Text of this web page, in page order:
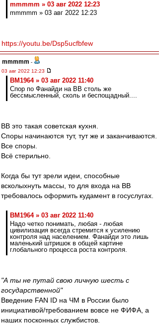
mmmmm » 03 авг 2022 12:23
mmmmm » 03 авг 2022 12:23
https://youtu.be/Dsp5ucfbfew
mmmmm -
03 авг 2022 12:23
BM1964 » 03 авг 2022 11:40
Спор по Фанайди на ВВ столь же
бессмысленный, сколь и беспощадный....
ВВ это такая советская кухня.
Споры начинаются тут, тут же и заканчиваются.
Все споры.
Всё стерильно.
Когда бы тут зрели идеи, способные
всколыхнуть массы, то для входа на ВВ
требовалось оформить кудамент в госуслугах.
BM1964 » 03 авг 2022 11:40
Надо четко понимать, любая - любая
цивилизация всегда стремится к усилению
контроля над населением. Фанайди это лишь
маленький штришок в общей картине
глобального процесса роста контроля.
"А ты не путай свою личную шесть с
государственной"
Введение FAN ID на ЧМ в России было
инициативой/требованием вовсе не ФИФА, а
наших посконных службистов.